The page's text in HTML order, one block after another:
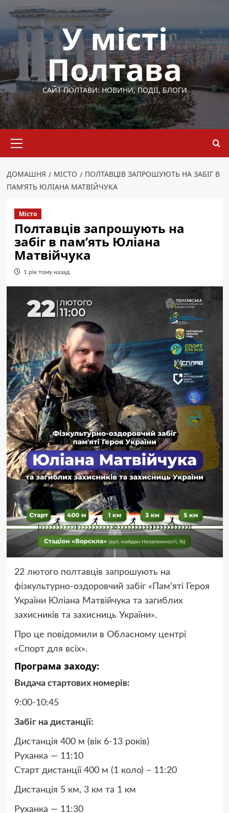
Перейти
вмісту
У місті
Полтава
САЙТ ПОЛТАВИ: НОВИНИ, ПОДІЇ, БЛОГИ
меню
ДОМАШНЯ МІСТО
ПОЛТАВЦІВ ЗАПРОШУЮТЬ НА ЗАБІГ В
ПАМ’ЯТЬ ЮЛІАНА МАТВІЙЧУКА
Місто
Полтавців запрошують на
забіг в пам’ять Юліана
Матвійчука
1 рік тому назад
22 лютого полтавців запрошують на
фізкультурно-оздоровчий забіг «Памʼяті Героя
України Юліана Матвійчука та загиблих
захисників та захисниць України».
Про це повідомили в Обласному центрі
«Спорт для всіх».
Програма заходу:
Видача стартових номерів:
9:00-10:45
Забіг на дистанції:
Дистанція 400 м (вік 6-13 років)
Руханка — 11:10
Старт дистанції 400 м (1 коло) – 11:20
Дистанція 5 км, 3 км та 1 км
Руханка — 11:30